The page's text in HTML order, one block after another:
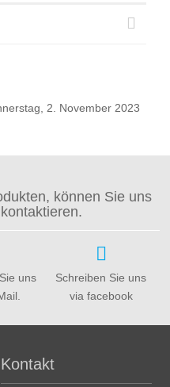
2. November 2023
können Sie uns
uns
Schreiben Sie uns
via facebook
Kontakt